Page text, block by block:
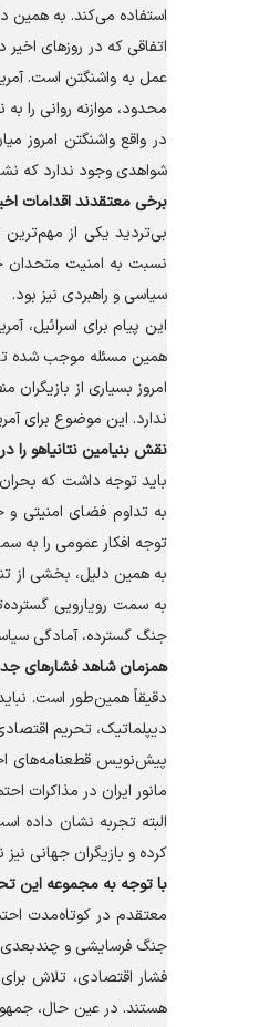
استفاده می‌کند. به همین
اتفاقی که در روز‌های
عمل به واشنگتن است.
محدود، موازنه روانی را
در واقع واشنگتن امروز
شواهدی وجود ندارد که
برخی معتقدند اقدامات
بی‌تردید یکی از
نسبت به امنیت متحدان
سیاسی و راهبردی نیز بود.
این پیام برای اسرائیل،
همین مسئله موجب شده تا
امروز بسیاری از
ندارد. این موضوع برای
نقش بنیامین نتانیاهو
باید توجه داشت که
به تداوم فضای امنیتی
توجه افکار عمومی را به
به همین دلیل، بخشی از
به سمت رویارویی
جنگ گسترده، آمادگی
همزمان شاهد فشار‌های
دقیقاً همین‌طور است.
دیپلماتیک، تحریم
پیش‌نویس قطعنامه‌های
مانور ایران در مذاکرات
البته تجربه نشان داده
کرده و بازیگران جهانی
با توجه به مجموعه این
معتقدم در کوتاه‌مدت
جنگ فرسایشی و چندبعدی
فشار اقتصادی، تلاش
هستند. در عین حال،